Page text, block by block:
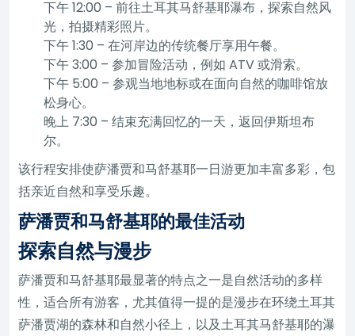
下午 12:00 – 前往土耳其马舒基耶瀑布，探索自然风
光，拍摄精彩照片。
下午 1:30 – 在河岸边的传统餐厅享用午餐。
下午 3:00 – 参加冒险活动，例如 ATV 或滑索。
下午 5:00 – 参观当地地标或在面向自然的咖啡馆放
松身心。
晚上 7:30 – 结束充满回忆的一天，返回伊斯坦布
尔。
该行程安排使萨潘贾和马舒基耶一日游更加丰富多彩，包
括亲近自然和享受乐趣。
萨潘贾和马舒基耶的最佳活动
探索自然与漫步
萨潘贾和马舒基耶最显著的特点之一是自然活动的多样
性，适合所有游客，尤其值得一提的是漫步在环绕土耳其
萨潘贾湖的森林和自然小径上，以及土耳其马舒基耶的瀑